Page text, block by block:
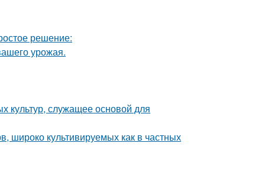
решение:
урожая.
культур, служащее основой для
широко культивируемых как в частных